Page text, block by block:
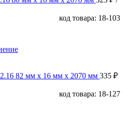
код товара: 18-103
82 мм х 16 мм х 2070 мм 335 ₽
код товара: 18-127